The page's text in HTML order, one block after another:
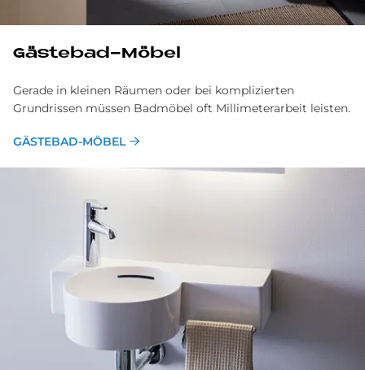
Gästebad-Möbel
Gerade in kleinen Räumen oder bei komplizierten
Grundrissen müssen Badmöbel oft Millimeterarbeit leisten.
GÄSTEBAD-MÖBEL